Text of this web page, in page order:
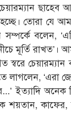
হচ্ছে। তোরা যে
সম্পর্কে বলেন,
মূর্তি
স্বরে
লাগলেন, ‘এরা
ইত্যাদি
কাফের,